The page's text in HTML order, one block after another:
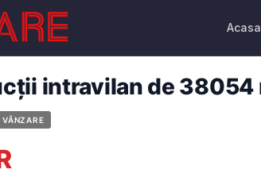
Acasa
intravilan de 38054
VÂNZARE